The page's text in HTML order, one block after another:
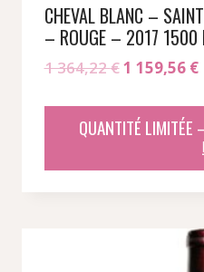
CHEVAL BLANC –
– ROUGE – 2017 1500
1 364,22€Le
initial
était :
364,22 €.
1 159,56 €Le
QUANTITÉ LIMITÉE
!